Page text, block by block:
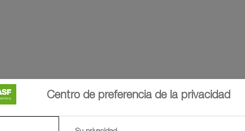
Centro de preferencia de la privacidad